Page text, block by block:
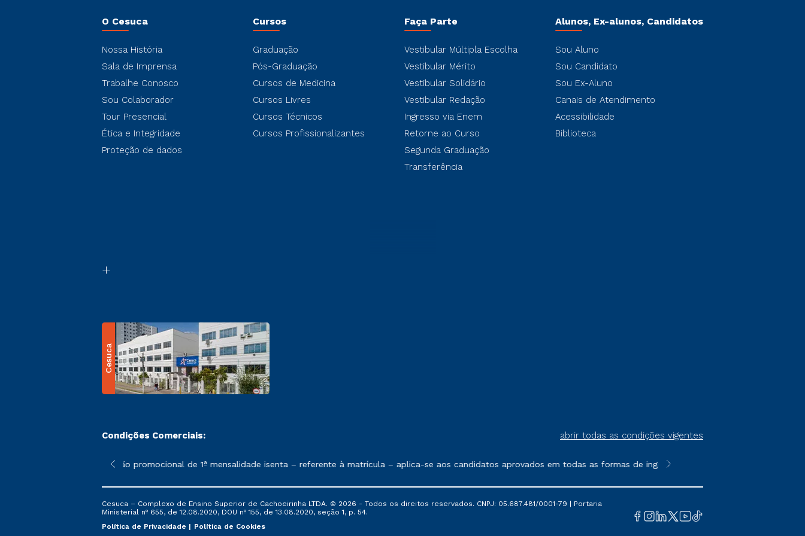
O Cesuca
Nossa História
Sala de Imprensa
Trabalhe Conosco
Sou Colaborador
Tour Presencial
Ética e Integridade
Proteção de dados
Cursos
Graduação
Pós-Graduação
Cursos de Medicina
Cursos Livres
Cursos Técnicos
Cursos Profissionalizantes
Faça Parte
Vestibular Múltipla Escolha
Vestibular Mérito
Vestibular Solidário
Vestibular Redação
Ingresso via Enem
Retorne ao Curso
Segunda Graduação
Transferência
Alunos, Ex-alunos, Candidatos
Sou Aluno
Sou Candidato
Sou Ex-Aluno
Canais de Atendimento
Acessibilidade
Biblioteca
Cesuca
Condições Comerciais: abrir todas as condições vigentes
sofrer alterações nos períodos de rematrícula conforme exposto no contrato de prestação de serviços
*A condição promocional de 1ª mensalidade isenta – referente à matrícula – aplica-se aos candidatos aprovados em todas as formas de ingresso, exceto na prova on-line ou
**Semipresencial é um formato do
Cesuca – Complexo de Ensino Superior de Cachoeirinha LTDA. © 2026 - Todos os direitos reservados. CNPJ: 05.687.481/0001-79 | Portaria
Ministerial nº 655, de 12.08.2020, DOU nº 155, de 13.08.2020, seção 1, p. 54.
Política de Privacidade
Política de Cookies